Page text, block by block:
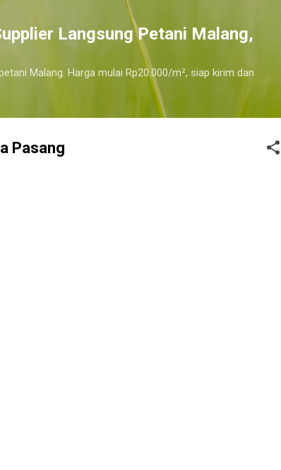
utama
Langsung Petani Malang,
Malang. Harga mulai Rp20.000/m², siap kirim dan
Pasang